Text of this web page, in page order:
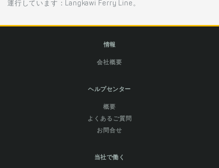
運行しています：Langkawi Ferry Line。
情報
会社概要
ヘルプセンター
概要
よくあるご質問
お問合せ
当社で働く